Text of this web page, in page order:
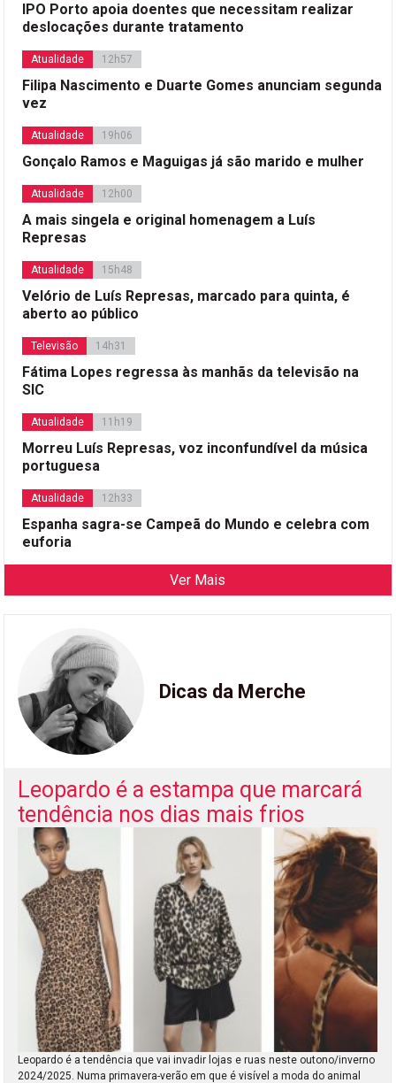
IPO Porto apoia doentes que necessitam realizar
deslocações durante tratamento
Atualidade 12h57
Filipa Nascimento e Duarte Gomes anunciam segunda
vez
Atualidade 19h06
Gonçalo Ramos e Maguigas já são marido e mulher
Atualidade 12h00
A mais singela e original homenagem a Luís
Represas
Atualidade 15h48
Velório de Luís Represas, marcado para quinta, é
aberto ao público
Televisão 14h31
Fátima Lopes regressa às manhãs da televisão na
SIC
Atualidade 11h19
Morreu Luís Represas, voz inconfundível da música
portuguesa
Atualidade 12h33
Espanha sagra-se Campeã do Mundo e celebra com
euforia
Ver Mais
Dicas da Merche
Leopardo é a estampa que marcará
tendência nos dias mais frios
Leopardo é a tendência que vai invadir lojas e ruas neste outono/inverno
2024/2025. Numa primavera-verão em que é visível a moda do animal